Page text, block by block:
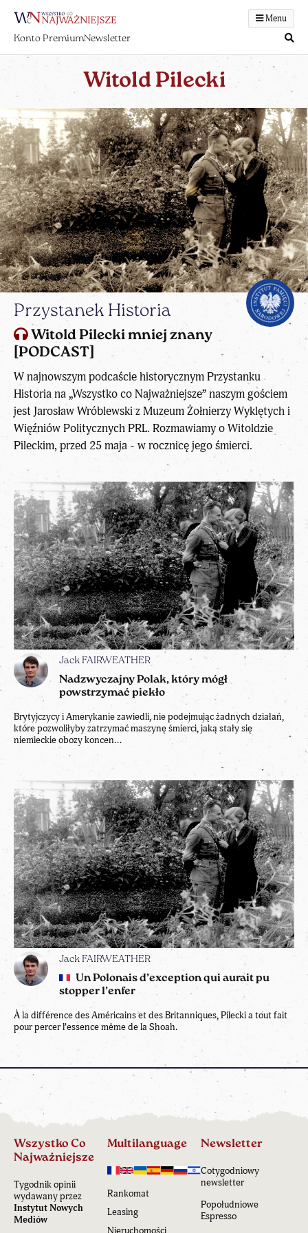
Menu
Konto PremiumNewsletter
Witold Pilecki
Przystanek Historia
Witold Pilecki mniej znany
[PODCAST]
W najnowszym podcaście historycznym Przystanku
Historia na „Wszystko co Najważniejsze” naszym gościem
jest Jarosław Wróblewski z Muzeum Żołnierzy Wyklętych i
Więźniów Politycznych PRL. Rozmawiamy o Witoldzie
Pileckim, przed 25 maja - w rocznicę jego śmierci.
Jack FAIRWEATHER
Nadzwyczajny Polak, który mógł
powstrzymać piekło
Brytyjczycy i Amerykanie zawiedli, nie podejmując żadnych działań,
które pozwoliłyby zatrzymać maszynę śmierci, jaką stały się
niemieckie obozy koncen...
Jack FAIRWEATHER
Un Polonais d’exception qui aurait pu
stopper l’enfer
À la différence des Américains et des Britanniques, Pilecki a tout fait
pour percer l’essence même de la Shoah.
Wszystko Co
Najważniejsze
Tygodnik opinii
wydawany przez
Instytut Nowych
Mediów
Multilanguage
Rankomat
Leasing
Newsletter
Cotygodniowy
newsletter
Popołudniowe
Espresso